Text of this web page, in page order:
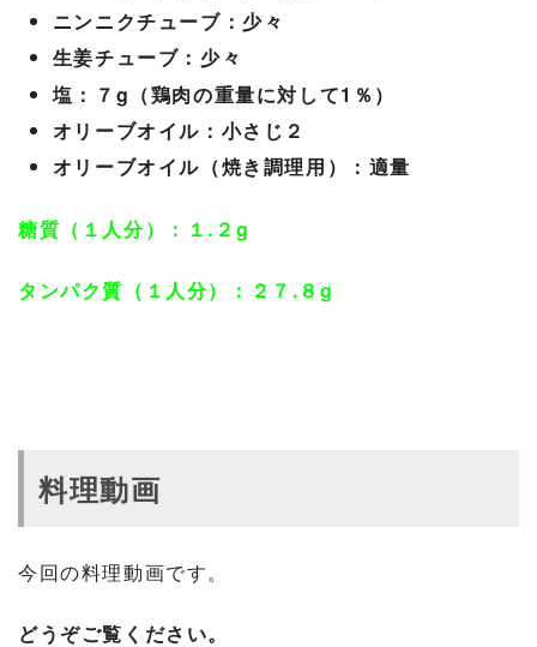
ニンニクチューブ：少々
生姜チューブ：少々
塩：７g（鶏肉の重量に対して1％）
オリーブオイル：小さじ２
オリーブオイル（焼き調理用）：適量
糖質（１人分）：１.２g
タンパク質（１人分）：２７.８g
料理動画
今回の料理動画です。
どうぞご覧ください。